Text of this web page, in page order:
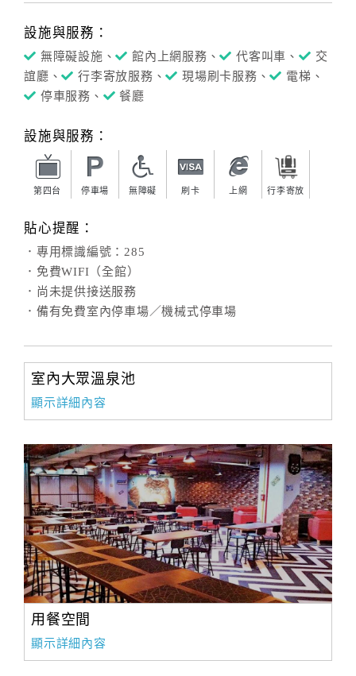
設施與服務：
無障礙設施、 館內上網服務、 代客叫車、
交
誼廳、
行李寄放服務、 現場刷卡服務、
電梯、
停車服務、
餐廳
設施與服務：
第四台 停車場 無障礙 刷卡 上網 行李寄放
貼心提醒：
．專用標識編號：285
．免費WIFI（全館）
．尚未提供接送服務
．備有免費室內停車場／機械式停車場
室內大眾溫泉池
顯示詳細內容
用餐空間
顯示詳細內容